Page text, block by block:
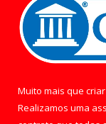
Muito mais que
Realizamos uma